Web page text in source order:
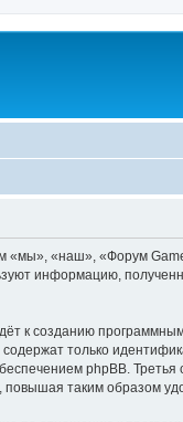
«наш», «Форум
информацию,
к созданию
только
phpBB.
таким образом